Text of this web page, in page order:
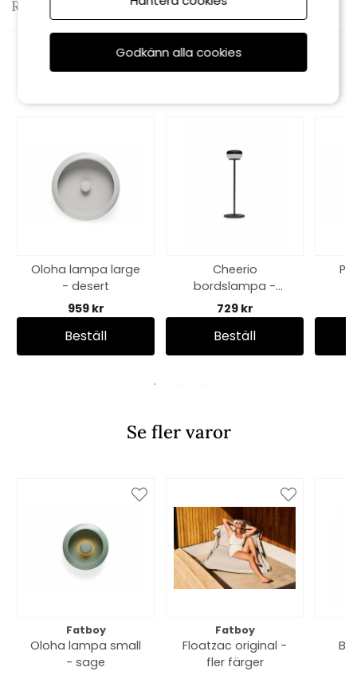
Recensioner
Rekommenderade tillbehör
Oloha lampa large
- desert
959 kr
Beställ
Cheerio
bordslampa -
antracit
729 kr
Beställ
Se fler varor
Fatboy
Oloha lampa small
- sage
Fatboy
Floatzac original -
fler färger
Godkänn alla cookies